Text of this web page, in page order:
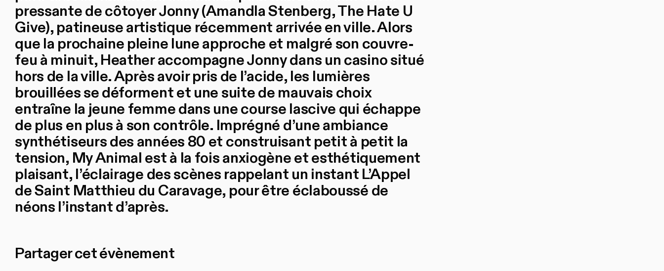
pressante de côtoyer Jonny (Amandla Stenberg, The Hate U
Give), patineuse artistique récemment arrivée en ville. Alors
que la prochaine pleine lune approche et malgré son couvre-
feu à minuit, Heather accompagne Jonny dans un casino situé
hors de la ville. Après avoir pris de l’acide, les lumières
brouillées se déforment et une suite de mauvais choix
entraîne la jeune femme dans une course lascive qui échappe
de plus en plus à son contrôle. Imprégné d’une ambiance
synthétiseurs des années 80 et construisant petit à petit la
tension, My Animal est à la fois anxiogène et esthétiquement
plaisant, l’éclairage des scènes rappelant un instant L’Appel
de Saint Matthieu du Caravage, pour être éclaboussé de
néons l’instant d’après.
Partager cet évènement